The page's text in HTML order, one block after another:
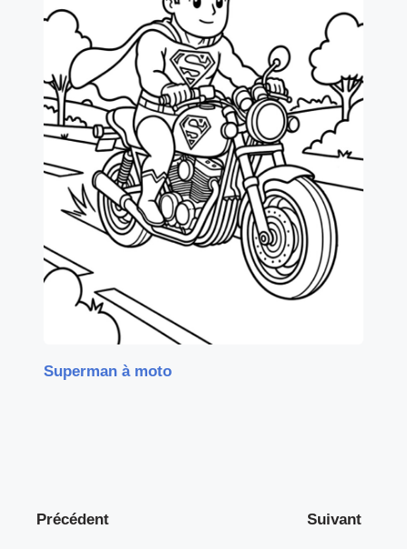
Superman à moto
Précédent Suivant